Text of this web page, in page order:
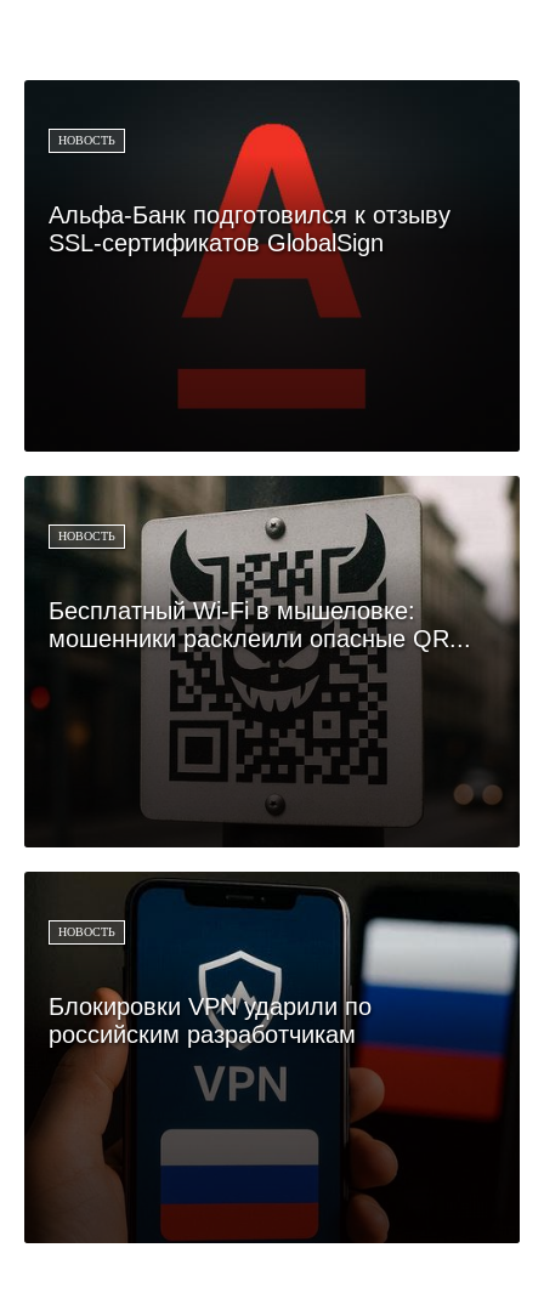
НОВОСТЬ
Альфа-Банк подготовился к отзыву
SSL-сертификатов GlobalSign
НОВОСТЬ
Бесплатный Wi-Fi в мышеловке:
мошенники расклеили опасные QR...
НОВОСТЬ
Блокировки VPN ударили по
российским разработчикам